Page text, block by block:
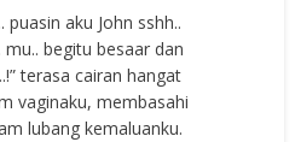
puasin aku John sshh..
mu.. begitu besaar dan
terasa cairan hangat
vaginaku, membasahi
lubang kemaluanku.